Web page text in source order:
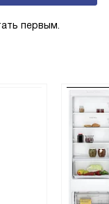
первым.